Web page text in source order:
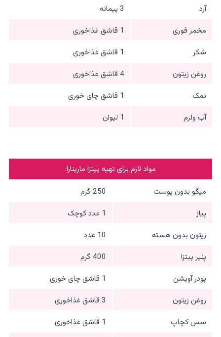
آرد
3 پیمانه
مخمر فوری
1 قاشق غذاخوری
شکر
1 قاشق غذاخوری
روغن زیتون
4 قاشق غذاخوری
نمک
1 قاشق چای خوری
آب ولرم
1 لیوان
مواد لازم برای تهیه پیتزا مارینارا:
میگو بدون پوست
250 گرم
پیاز
1 عدد کوچک
زیتون بدون هسته
10 عدد
پنیر پیتزا
400 گرم
پودر آویشن
1 قاشق چای خوری
روغن زیتون
3 قاشق غذاخوری
سس کچاپ
1 قاشق غذاخوری